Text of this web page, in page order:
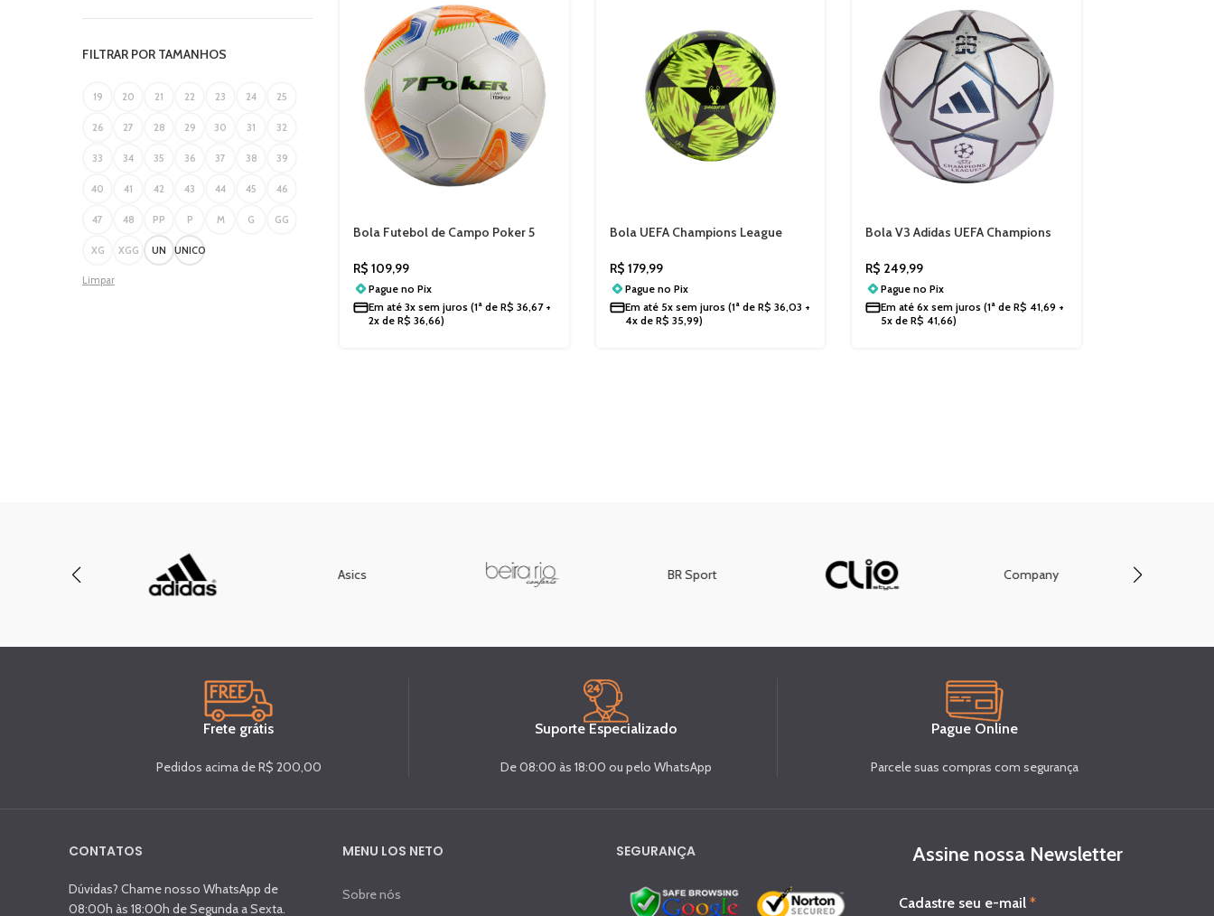
FILTRAR POR TAMANHOS
19 20 21 22 23 24 25
26 27 28 29 30 31 32
33 34 35 36 37 38 39
40 41 42 43 44 45 46
47 48 PP P M G GG
XG XGG UN UNICO
Limpar
Bola Futebol de Campo Poker 5
R$ 109,99
Pague no Pix
Em até 3x sem juros (1ª de R$ 36,67+
2x de R$ 36,66)
Bola UEFA Champions League
R$ 179,99
Pague no Pix
Em até 5x sem juros(1ª de R$ 36,03 +
4x de R$ 35,99)
Bola V3 Adidas UEFA Champions
R$ 249,99
Pague noPix
Em até6x sem juros (1ª deR$ 41,69 +
5x deR$ 41,66)
Asics BR Sport Company
Frete grátis
Pedidos acima de R$ 200,00
Suporte Especializado
De 08:00 às 18:00 ou pelo WhatsApp
Pague Online
Parcele suas compras com segurança
CONTATOS
Dúvidas? Chame nosso WhatsApp de
08:00h às 18:00h de Segunda a Sexta.
MENU LOS NETO
Sobre nós
SEGURANÇA Assine nossa Newsletter
e
Cadastre seu e-mail *